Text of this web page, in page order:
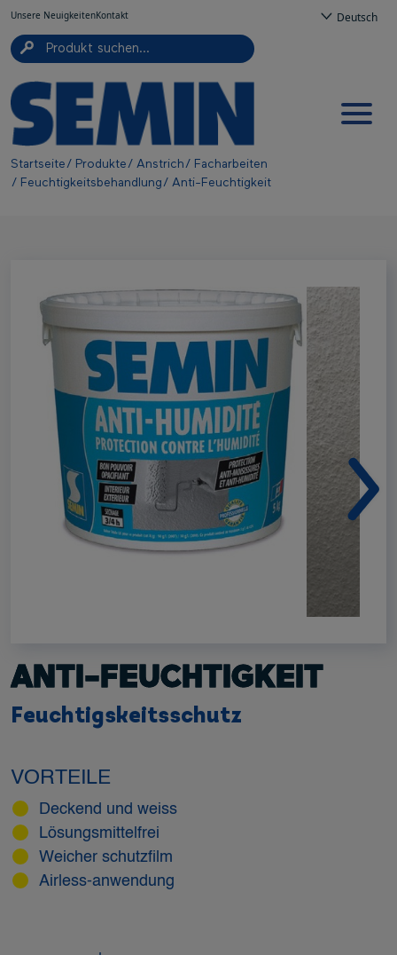
Direkt zum Inhalt
Top navigation
Unsere NeuigkeitenKontakt Deutsch
Navigation principale
Pfadnavigation
Startseite Produkte Anstrich
Facharbeiten
Feuchtigkeitsbehandlung
Anti-Feuchtigkeit
ANTI-FEUCHTIGKEIT
Feuchtigskeitsschutz
VORTEILE
Deckend und weiss
Lösungsmittelfrei
Weicher schutzfilm
Airless-anwendung
Cookie-Einstellungen